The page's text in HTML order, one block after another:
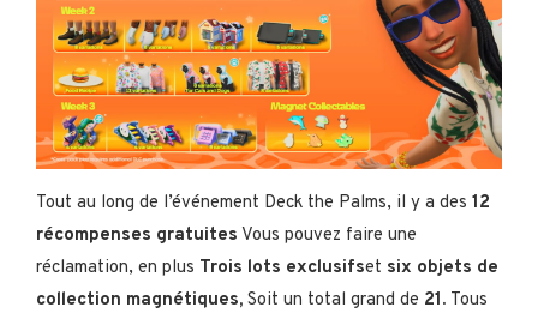
Tout au long de l’événement Deck the Palms, il y a des 12
récompenses gratuites Vous pouvez faire une
réclamation, en plus Trois lots exclusifset six objets de
collection magnétiques, Soit un total grand de 21. Tous